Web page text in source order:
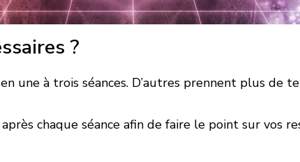
?
une à trois séances. D’autres prennent plus de
chaque séance afin de faire le point sur vos